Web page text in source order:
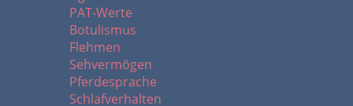
PAT-Werte
Botulismus
Flehmen
Sehvermögen
Pferdesprache
Schlafverhalten